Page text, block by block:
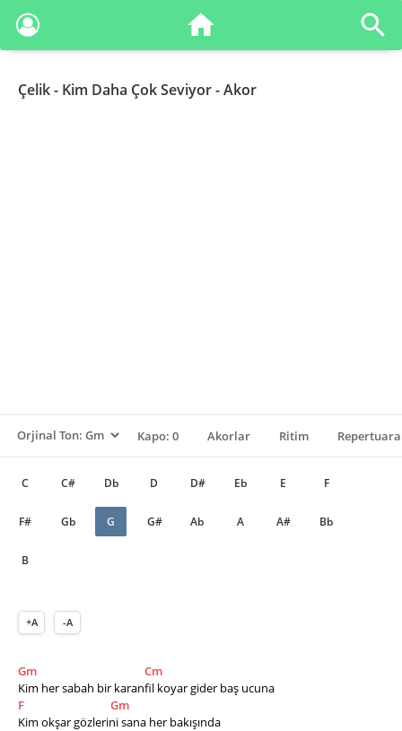
Çelik- Kim Daha Çok Seviyor - Akor
Kapo: 0 Akorlar Ritim
C C# Db D D# Eb E F
F# Gb G G# Ab A A# Bb
B
+A -A
Gm
Cm
Kim her sabah bir karanfil koyar gider baş ucuna
F
Gm
Kim okşar gözlerini sana her bakışında